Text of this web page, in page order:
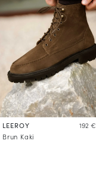
LEEROY 192 €
Brun Kaki